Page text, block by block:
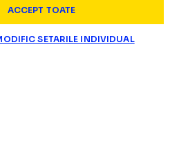
ACCEPT TOATE
SETARILE INDIVIDUAL